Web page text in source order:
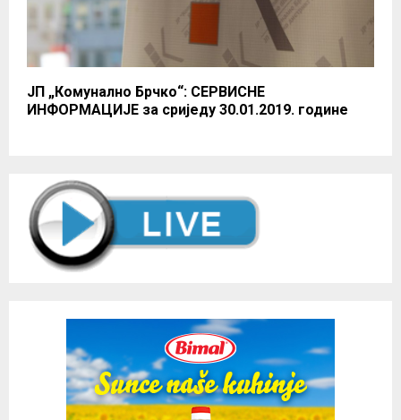
ЈП „Комунално Брчко“: СЕРВИСНЕ
ИНФОРМАЦИЈЕ за сриједу 30.01.2019. године